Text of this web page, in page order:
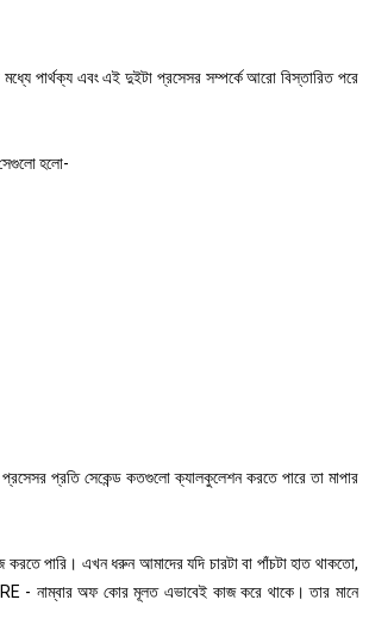
পার্থক্য এবং এই দুইটা প্রসেসর সম্পর্কে আরো বিস্তারিত পরে
হলো-
প্রতি সেকেন্ড কতগুলো ক্যালকুলেশন করতে পারে তা মাপার
পারি। এখন ধরুন আমাদের যদি চারটা বা পাঁচটা হাত থাকতো,
- নাম্বার অফ কোর মূলত এভাবেই কাজ করে থাকে। তার মানে